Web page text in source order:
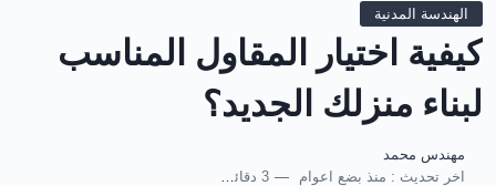
الهندسة المدنية
كيفية اختيار المقاول المناسب
لبناء منزلك الجديد؟
مهندس محمد
اخر تحديث : منذ بضع اعوام 3 دقائق للقراءة